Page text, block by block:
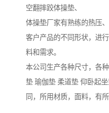
空翻摔跤体操垫、
体操垫厂家有熟练的热压
客户产品的不同形状，进
料和需求。
本公司生产各种尺寸，各
垫 瑜伽垫 柔道垫 仰卧起
同，所用材质，面料，有